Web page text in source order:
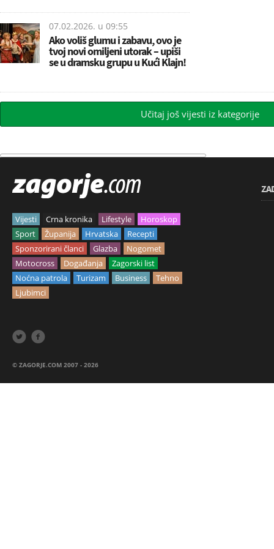
07.02.2026. u 09:55
Ako voliš glumu i zabavu, ovo je
tvoj novi omiljeni utorak – upiši
se u dramsku grupu u Kući Klajn!
Učitaj još vijesti iz kategorije
Vijesti Crna kronika Lifestyle
Horoskop
Sport
Županija Hrvatska
Recepti
Sponzorirani članci
Glazba
Nogomet
Motocross
Događanja
Zagorski list
Noćna patrola
Turizam Business
Tehno
Ljubimci
 
© ZAGORJE.COM 2007 - 2026